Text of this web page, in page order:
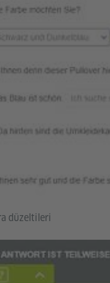
düzeltileri